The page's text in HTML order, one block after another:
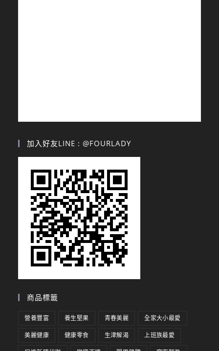
加入好友LINE : @FOURLADY
商品標籤
營養豐富 養生堅果 青春美麗 全家大小最愛
美麗健康 健康零食 生津解渴 上班族最愛